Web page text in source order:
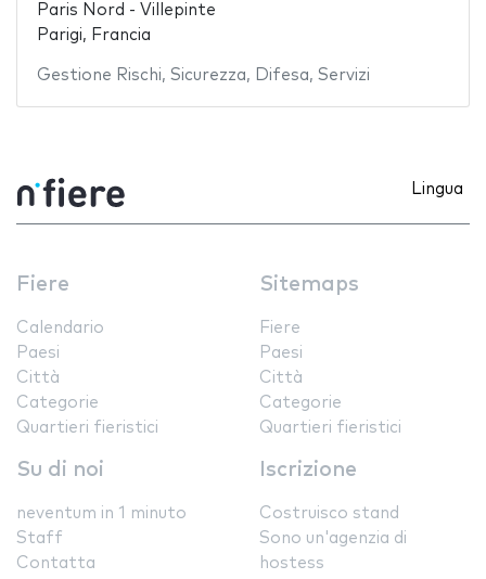
Paris Nord - Villepinte
Parigi, Francia
Gestione Rischi, Sicurezza, Difesa, Servizi
Lingua
Fiere
Calendario
Paesi
Città
Categorie
Quartieri fieristici
Sitemaps
Fiere
Paesi
Città
Categorie
Quartieri fieristici
Su di noi
neventum in 1 minuto
Staff
Contatta
Iscrizione
Costruisco stand
Sono un'agenzia di
hostess